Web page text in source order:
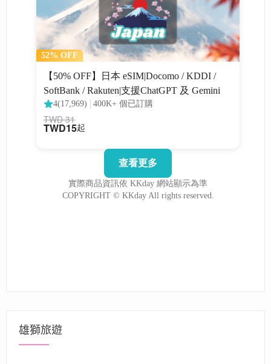
雄獅旅遊